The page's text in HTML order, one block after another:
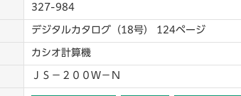
327-984
デジタルカタログ（18号） 124ページ
カシオ計算機
ＪＳ－２００Ｗ－Ｎ